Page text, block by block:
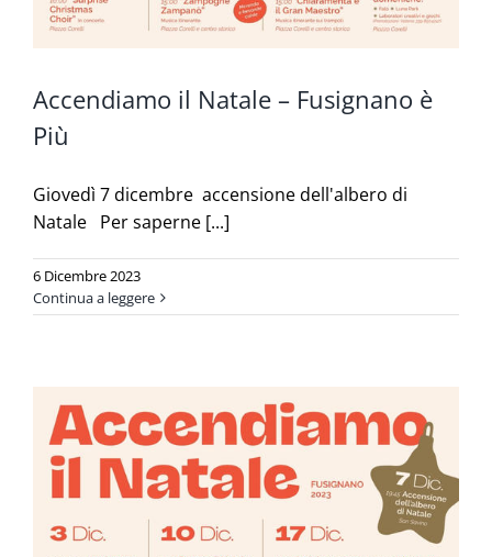
Accendiamo il Natale – Fusignano è
Più
Giovedì 7 dicembre accensione dell'albero di
Natale Per saperne [...]
6 Dicembre 2023
Continua a leggere